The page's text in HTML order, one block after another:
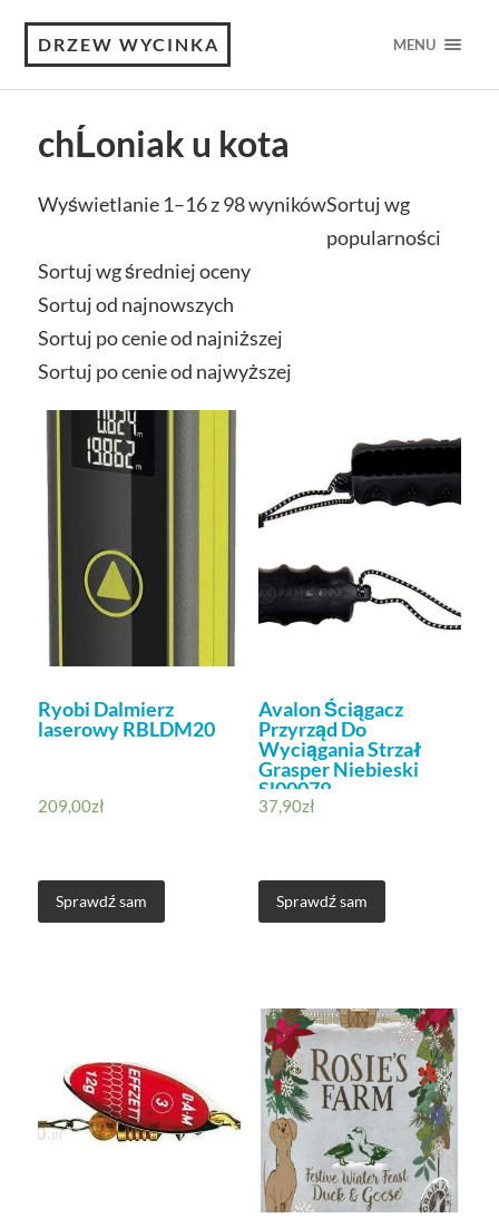
DRZEW WYCINKA MENU
chĹoniak u kota
Wyświetlanie 1–16 z 98 wynikówSortuj wg
popularności
Sortuj wg średniej oceny
Sortuj od najnowszych
Sortuj po cenie od najniższej
Sortuj po cenie od najwyższej
Ryobi Dalmierz
laserowy RBLDM20
209,00zł
Sprawdź sam
Avalon Ściągacz
Przyrząd Do
Wyciągania Strzał
Grasper Niebieski
Sl00079
37,90zł
Sprawdź sam